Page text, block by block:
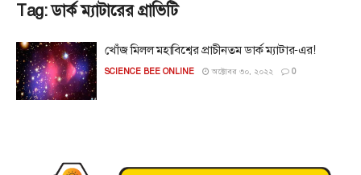
Tag:ডার্ক ম্যাটারের গ্রাভিটি
খোঁজ মিলল মহাবিশ্বের প্রাচীনতম ডার্ক ম্যাটার-এর!
SCIENCE BEE ONLINE অক্টোবর ৩০, ২০২২ 0